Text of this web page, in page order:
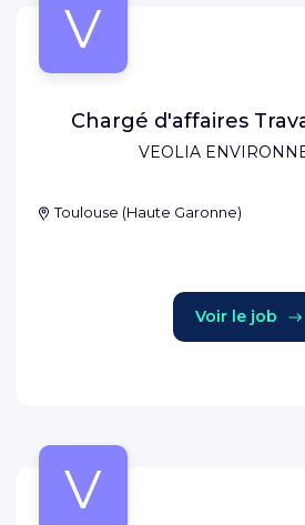
V
VEOLIA
Chargé d'affaires
Toulouse (Haute Garonne)
Voir le job
V